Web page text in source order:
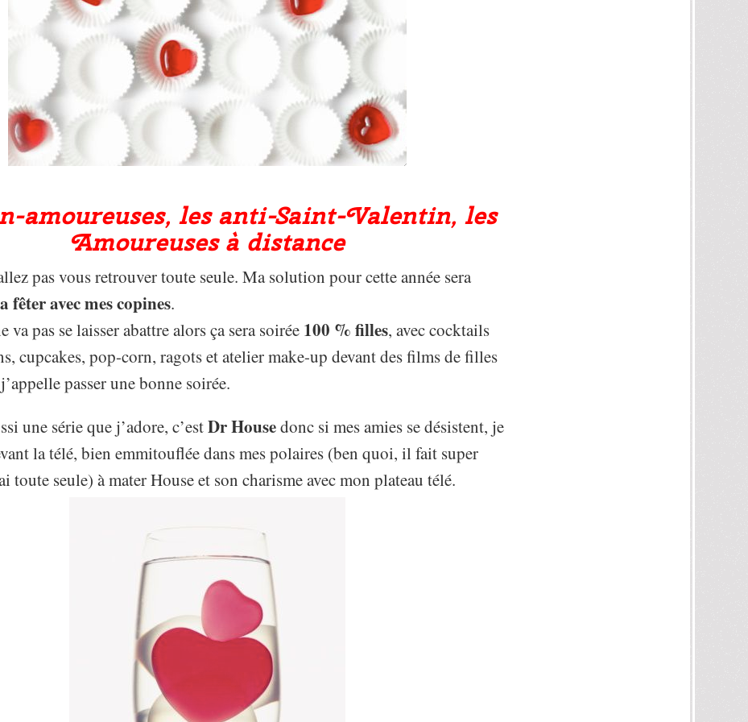
amoureuses, les anti-Saint-Valentin, les
Amoureuses à distance
pas vous retrouver toute seule. Ma solution pour cette année sera
fêter avec mes copines.
va pas se laisser abattre alors ça sera soirée 100 % filles, avec cocktails
cupcakes, pop-corn, ragots et atelier make-up devant des films de filles
passer une bonne soirée.
une série que j’adore, c’estDr Housedonc si mes amies se désistent, je
la télé, bien emmitouflée dans mes polaires (ben quoi, il fait super
toute seule) à mater House et son charisme avec mon plateau télé.